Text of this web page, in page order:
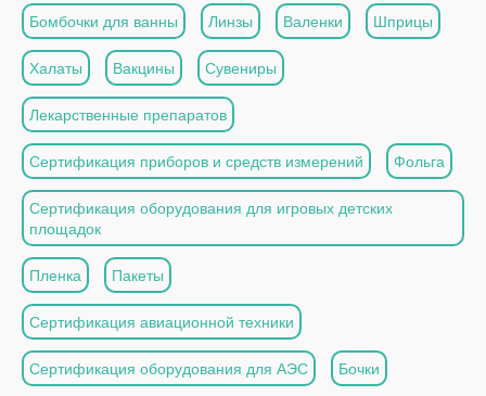
Бомбочки для ванны Линзы Валенки Шприцы
Халаты Вакцины Сувениры
Лекарственные препаратов
Сертификация приборов и средств измерений Фольга
Сертификация оборудования для игровых детских
площадок
Пленка Пакеты
Сертификация авиационной техники
Сертификация оборудования для АЭС Бочки